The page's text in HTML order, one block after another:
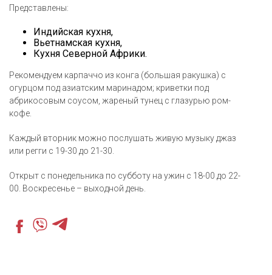
Представлены:
Индийская кухня,
Вьетнамская кухня,
Кухня Северной Африки.
Рекомендуем карпаччо из конга (большая ракушка) с
огурцом под азиатским маринадом; криветки под
абрикосовым соусом, жареный тунец с глазурью ром-
кофе.
Каждый вторник можно послушать живую музыку джаз
или регги с 19-30 до 21-30.
Открыт с понедельника по субботу на ужин с 18-00 до 22-
00. Воскресенье – выходной день.